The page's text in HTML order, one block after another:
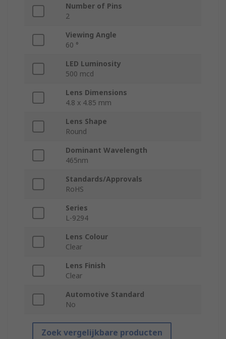
Number of Pins
2
Viewing Angle
60 °
LED Luminosity
500 mcd
Lens Dimensions
4.8 x 4.85 mm
Lens Shape
Round
Dominant Wavelength
465nm
Standards/Approvals
RoHS
Series
L-9294
Lens Colour
Clear
Lens Finish
Clear
Automotive Standard
No
Zoek vergelijkbare producten